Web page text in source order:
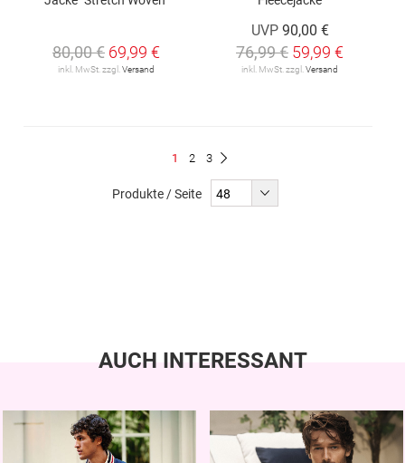
80,00 € 69,99 €
inkl. MwSt. zzgl. Versand
UVP 90,00 €
76,99 € 59,99 €
inkl. MwSt. zzgl. Versand
Du
1 Seite
2 Seite
3
Produkte / Seite
AUCH INTERESSANT